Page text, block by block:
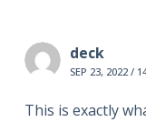
deck
SEP 23, 2022 /
This is exactly